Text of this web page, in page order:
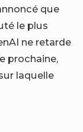
que
le plus
ne retarde
prochaine,
laquelle